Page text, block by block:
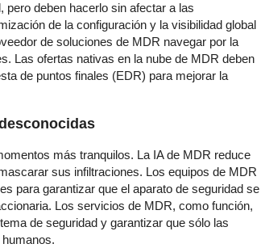
deben hacerlo sin afectar a las
de la configuración y la visibilidad global
de soluciones de MDR navegar por la
Las ofertas nativas en la nube de MDR deben
de puntos finales (EDR) para mejorar la
más tranquilos. La IA de MDR reduce
sus infiltraciones. Los equipos de MDR
para garantizar que el aparato de seguridad se
Los servicios de MDR, como función,
de seguridad y garantizar que sólo las